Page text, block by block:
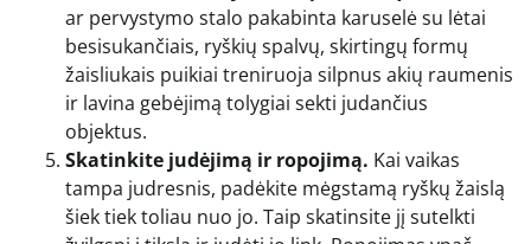
ar pervystymo stalo pakabinta karuselė su lėtai
besisukančiais, ryškių spalvų, skirtingų formų
žaisliukais puikiai treniruoja silpnus akių raumenis
ir lavina gebėjimą tolygiai sekti judančius
objektus.
Skatinkite judėjimą ir ropojimą. Kai vaikas
tampa judresnis, padėkite mėgstamą ryškų žaislą
šiek tiek toliau nuo jo. Taip skatinsite jį sutelkti